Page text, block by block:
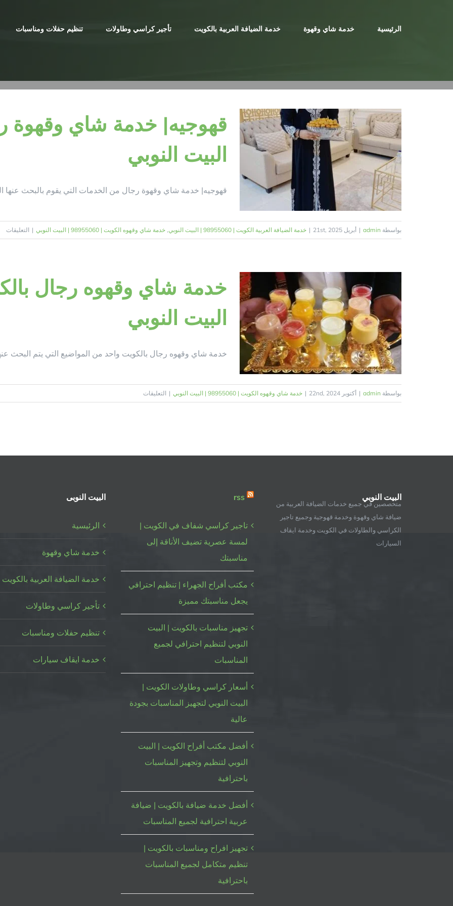
الرئيسية خدمة شاي وقهوة خدمة الضيافة العربية بالكويت تأجير كراسي وطاولات تنظيم حفلات ومناسبات
البيت النوبي
قهوجيه| خدمة شاي وقهوة رجال من الخدمات التي يقوم بالبحث عنها
بواسطة admin
| أبريل 21st, 2025 | خدمة الضيافة العربية الكويت | 98955060 | البيت النوبي , خدمة شاي وقهوه الكويت | 98955060 | البيت النوبي | التعليقات
البيت النوبي
خدمة شاي وقهوه رجال بالكويت واحد من المواضيع التي يتم البحث
بواسطة admin
| أكتوبر 22nd, 2024 | خدمة شاي وقهوه الكويت | 98955060 | البيت النوبي | التعليقات
خدمة
البيت النوبي
متخصصين في جميع خدمات الضيافة العربية من
ضيافة شاي وقهوة وخدمة قهوجية وجميع تاجير
الكراسي والطاولات في الكويت وخدمة ايقاف
السيارات
rss
تاجير كراسي شفاف في الكويت |
لمسة عصرية تضيف الأناقة إلى
مناسبتك
مكتب أفراح الجهراء | تنظيم احترافي
يجعل مناسبتك مميزة
تجهيز مناسبات بالكويت | البيت
النوبي لتنظيم احترافي لجميع
المناسبات
أسعار كراسي وطاولات الكويت |
البيت النوبي لتجهيز المناسبات بجودة
عالية
أفضل مكتب أفراح الكويت | البيت
النوبي لتنظيم وتجهيز المناسبات
باحترافية
أفضل خدمة ضيافة بالكويت | ضيافة
عربية احترافية لجميع المناسبات
تجهيز افراح ومناسبات بالكويت |
تنظيم متكامل لجميع المناسبات
باحترافية
البيت النوبى
الرئيسية
خدمة شاي وقهوة
خدمة الضيافة العربية بالكويت
تأجير كراسي وطاولات
تنظيم حفلات ومناسبات
خدمة ايقاف سيارات